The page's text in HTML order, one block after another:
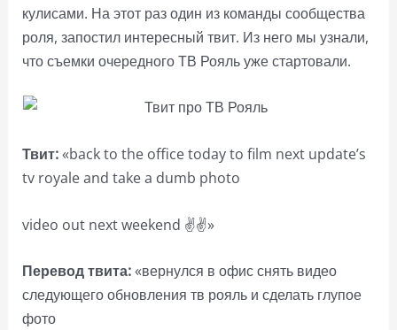
кулисами. На этот раз один из команды сообщества
роля, запостил интересный твит. Из него мы узнали,
что съемки очередного ТВ Рояль уже стартовали.
Твит:«back to the office today to film next update’s
tv royale and take a dumb photo
video out next weekend ✌️✌️»
Перевод твита:«вернулся в офис снять видео
следующего обновления тв рояль и сделать глупое
фото